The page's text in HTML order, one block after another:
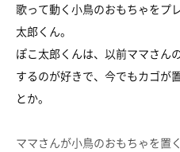
歌って動く小鳥のおもちゃをプ
太郎くん。
ぽこ太郎くんは、以前ママさん
するのが好きで、今でもカゴが
とか。
ママさんが小鳥のおもちゃを置